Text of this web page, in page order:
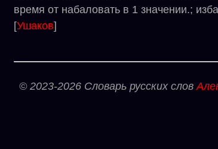
время от набаловать в 1 значении.;
[Ушаков]
© 2023-2026 Словарь русских слов